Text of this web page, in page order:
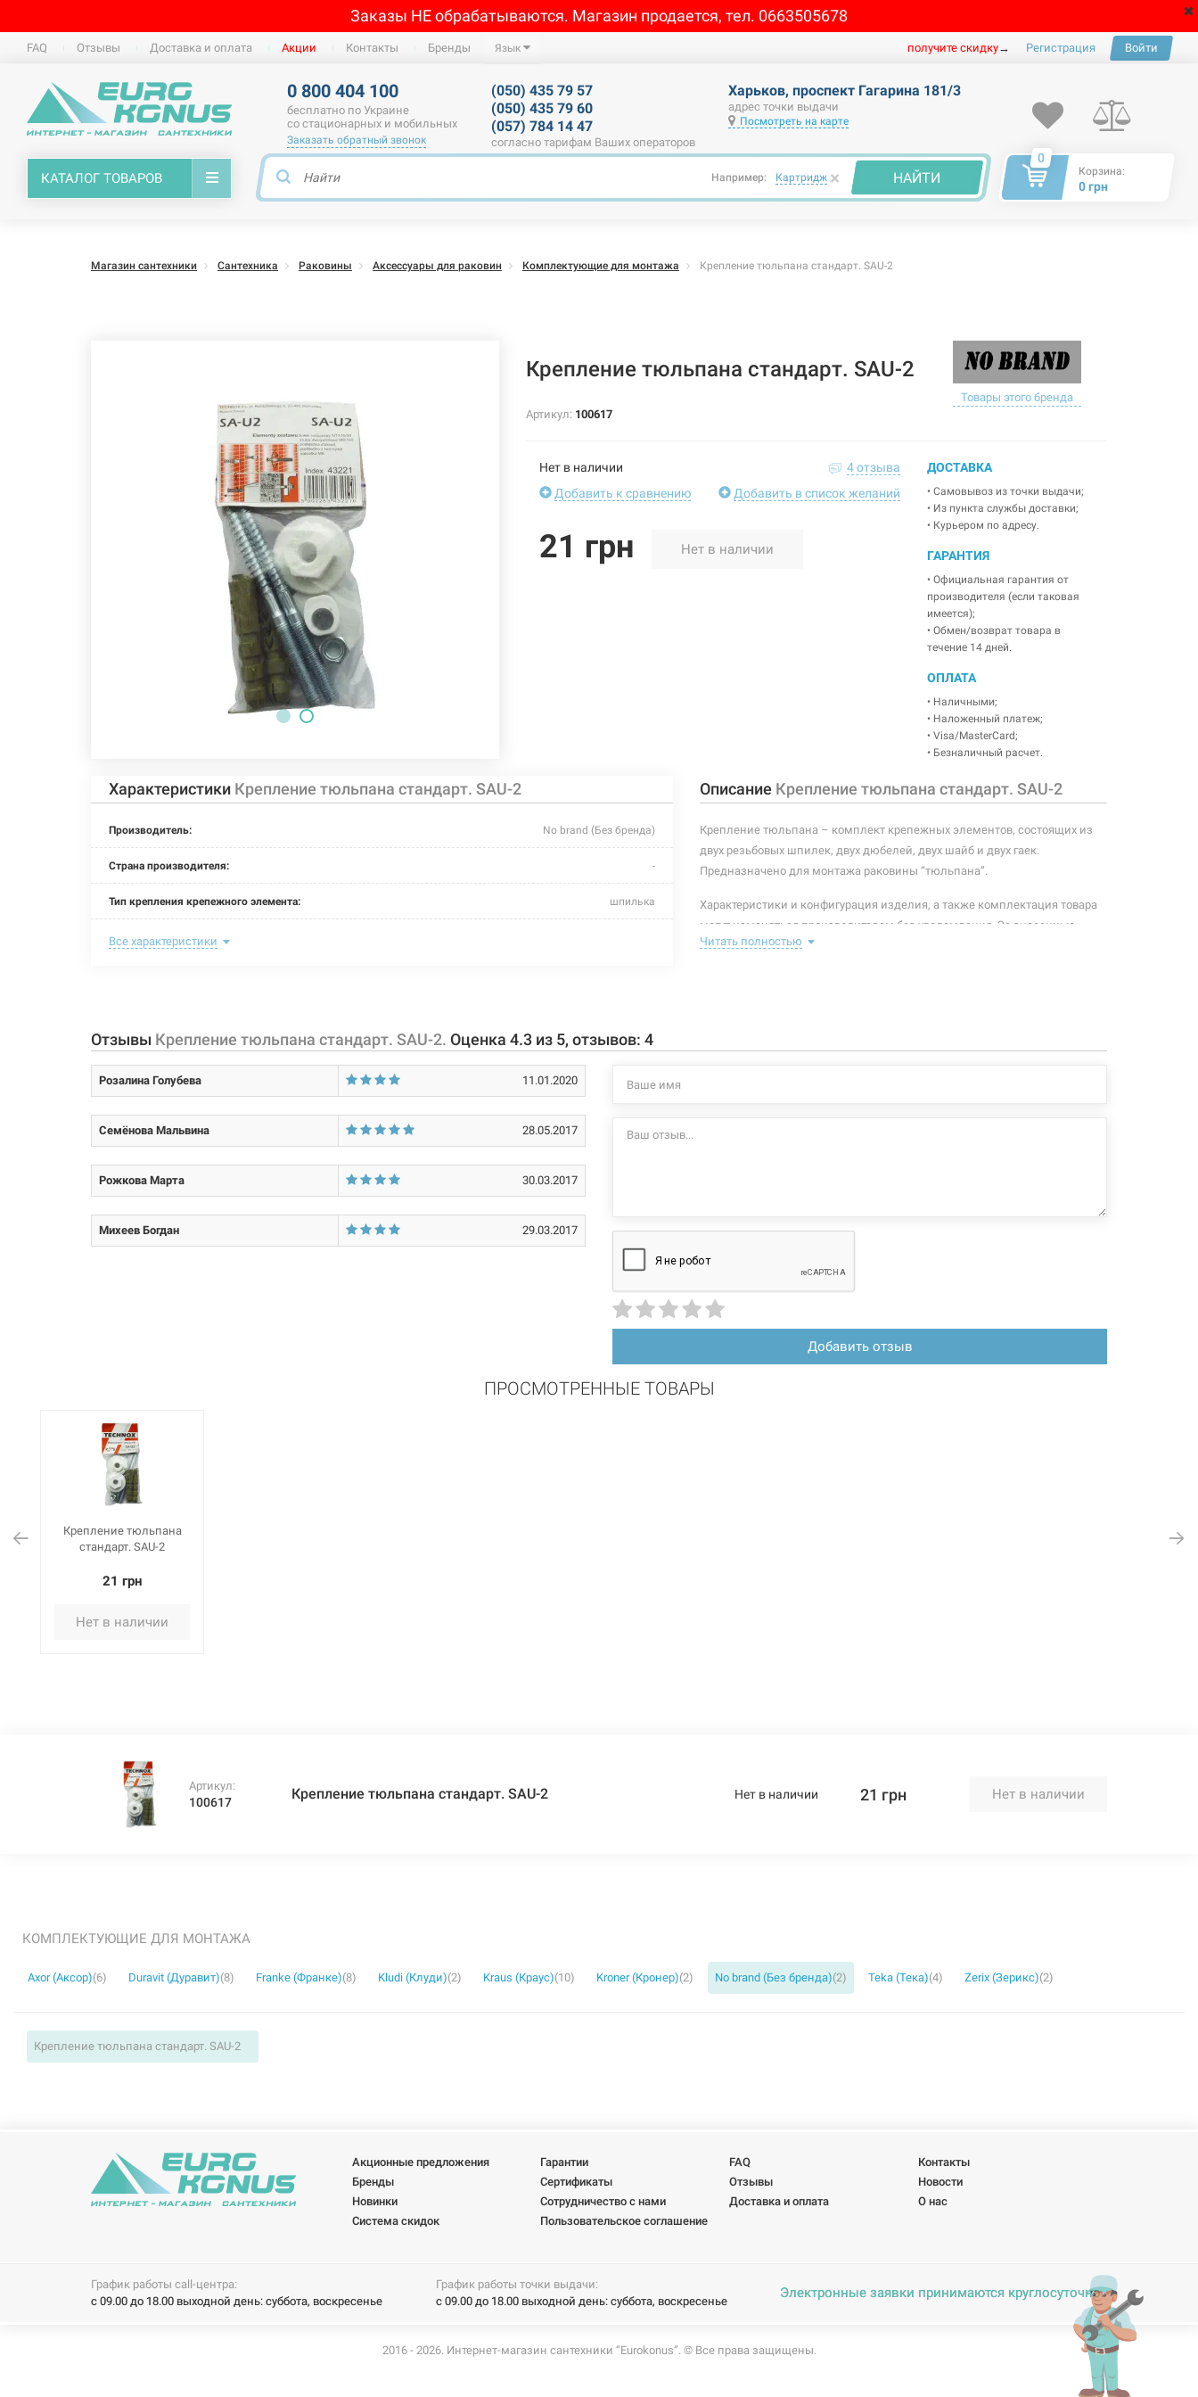
Заказы НЕ обрабатываются. Магазин продается, тел. 0663505678
FAQ Отзывы Доставка и оплата Акции Контакты Бренды Язык получите скидку→ Регистрация Войти
0 800 404 100
бесплатно по Украине
со стационарных и мобильных
Заказать обратный звонок
(050) 435 79 57
(050) 435 79 60
(057) 784 14 47
согласно тарифам Ваших операторов
Харьков, проспект Гагарина 181/3
адрес точки выдачи
Посмотреть на карте
КАТАЛОГ ТОВАРОВ Например: Картридж × НАЙТИ
0
Корзина:
0 грн
Магазин сантехники Сантехника Раковины Аксессуары для раковин Комплектующие для монтажа Крепление тюльпана стандарт. SAU-2
Крепление тюльпана стандарт. SAU-2
Товары этого бренда
Артикул: 100617
Нет в наличии
4 отзыва
Добавить к сравнению
Добавить в список желаний
21 грн Нет в наличии
ДОСТАВКА
• Самовывоз из точки выдачи;
• Из пункта службы доставки;
• Курьером по адресу.
ГАРАНТИЯ
• Официальная гарантия от
производителя (если таковая
имеется);
• Обмен/возврат товара в
течение 14 дней.
ОПЛАТА
• Наличными;
• Наложенный платеж;
• Visa/MasterCard;
• Безналичный расчет.
Характеристики Крепление тюльпана стандарт. SAU-2
Производитель: No brand (Без бренда)
Страна производителя: -
Тип крепления крепежного элемента: шпилька
Материал гайки:
Материал шпильки: сталь
Покрытие гайки: никелированное
Покрытие шпильки: никелированное
Все характеристики
Описание Крепление тюльпана стандарт. SAU-2
Крепление тюльпана – комплект крепежных элементов, состоящих из
двух резьбовых шпилек, двух дюбелей, двух шайб и двух гаек.
Предназначено для монтажа раковины “тюльпана”.
Характеристики и конфигурация изделия, а также комплектация товара
могут изменяться производителем без уведомления. За внесенные
производителем изменения, магазин ответственности не несет.
Читать полностью
Отзывы Крепление тюльпана стандарт. SAU-2. Оценка 4.3 из 5, отзывов: 4
Розалина Голубева 11.01.2020
Семёнова Мальвина 28.05.2017
Рожкова Марта 30.03.2017
Михеев Богдан 29.03.2017
Добавить отзыв
ПРОСМОТРЕННЫЕ ТОВАРЫ
Крепление тюльпана
стандарт. SAU-2
21 грн
Нет в наличии
Артикул:
100617 Крепление тюльпана стандарт. SAU-2 Нет в наличии 21 грн Нет в наличии
КОМПЛЕКТУЮЩИЕ ДЛЯ МОНТАЖА
Axor (Аксор)(6) Duravit (Дуравит)(8) Franke (Франке)(8) Kludi (Клуди)(2) Kraus (Краус)(10) Kroner (Кронер)(2) No brand (Без бренда)(2) Teka (Тека)(4) Zerix (Зерикс)(2)
Крепление тюльпана стандарт. SAU-2
Акционные предложения Гарантии FAQ
Контакты
Бренды
Сертификаты Отзывы
Новости
Новинки
Сотрудничество с нами Доставка и оплата
О нас
Система скидок
Пользовательское соглашение
График работы call-центра:
с 09.00 до 18.00 выходной день: суббота, воскресенье
График работы точки выдачи:
с 09.00 до 18.00 выходной день: суббота, воскресенье
Электронные заявки принимаются круглосуточно.
2016 - 2026. Интернет-магазин сантехники “Eurokonus”. ©Все права защищены.